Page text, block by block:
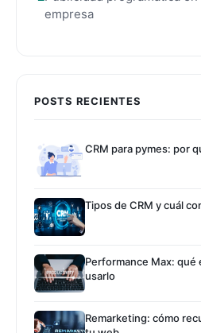
empresa
POSTS RECIENTES
CRM para pymes: por
Tipos de CRM y cuál
Performance Max: qué
usarlo
Remarketing: cómo